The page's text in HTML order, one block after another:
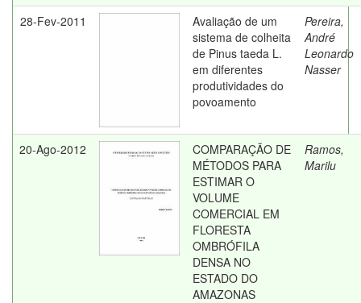
28-Fev-2011
Avaliação de um
sistema de colheita
de Pinus taeda L.
em diferentes
produtividades do
povoamento
Pereira,
André
Leonardo
Nasser
20-Ago-2012
COMPARAÇÃO DE
MÉTODOS PARA
ESTIMAR O
VOLUME
COMERCIAL EM
FLORESTA
OMBRÓFILA
DENSA NO
ESTADO DO
AMAZONAS
Ramos,
Marilu